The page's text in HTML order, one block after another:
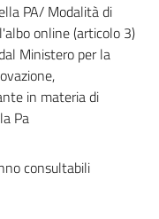
PA/ Modalità di
online (articolo 3)
Ministero per la
in materia di
Pa
consultabili